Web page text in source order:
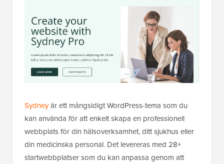
Sydneyär ett mångsidigt WordPress-tema som du
kan använda för att enkelt skapa en professionell
webbplats för din hälsoverksamhet, ditt sjukhus eller
din medicinska personal. Det levereras med 28+
startwebbplatser som du kan anpassa genom att